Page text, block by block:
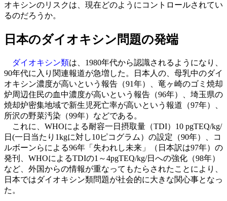
オキシンのリスクは、現在どのようにコントロールされてい
るのだろうか。
日本のダイオキシン問題の発端
ダイオキシン類は、1980年代から認識されるようになり、
90年代に入り関連報道が急増した。日本人の、母乳中のダイ
オキシン濃度が高いという報告（91年）、竜ヶ崎のゴミ焼却
炉周辺住民の血中濃度が高いという報告（96年）、埼玉県の
焼却炉密集地域で新生児死亡率が高いという報道（97年）、
所沢の野菜汚染（99年）などである。
これに、WHOによる耐容一日摂取量（TDI）10 pgTEQ/kg/
日(一日当たり1kgに対し10ピコグラム）の設定（90年）、コ
ルボーンらによる96年「 失われし未来 」（日本訳は97年）の
発刊、WHOによるTDIの1～4pgTEQ/kg/日への強化（98年）
など、外国からの情報が重なってもたらされたことにより、
日本ではダイオキシン類問題が社会的に大きな関心事となっ
た。